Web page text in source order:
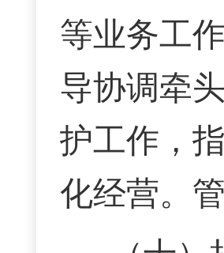
等业务工
导协调牵
护工作，
化经营。